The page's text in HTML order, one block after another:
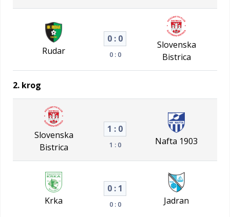
Rudar
0 : 0
0 : 0
Slovenska
Bistrica
2. krog
Slovenska
Bistrica
1 : 0
1 : 0 Nafta 1903
Krka
0 : 1
0 : 0 Jadran